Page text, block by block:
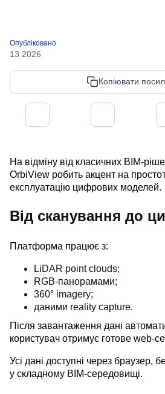
Опубліковано
13 2026
Копіювати
На відміну від класичних BIM-
OrbiView робить акцент на
експлуатацію цифрових моделей.
Від сканування до
Платформа працює з:
LiDAR point clouds;
RGB-панорамами;
360° imagery;
даними reality capture.
Після завантаження дані
користувач отримує готове web-
Усі дані доступні через браузер,
у складному BIM-середовищі.